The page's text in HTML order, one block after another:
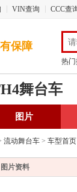
VIN查询 CCC查
保障
热门
舞台车
图片
流动舞台车 > 车型首页
图片资料